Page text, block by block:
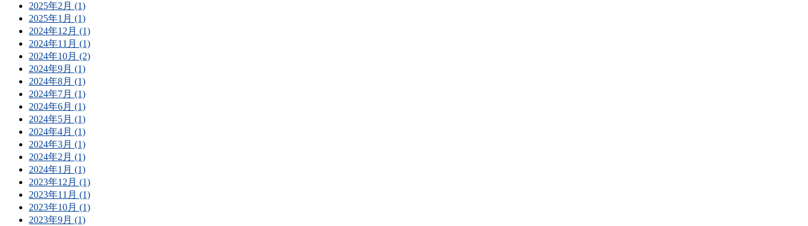
2025年2月 (1)
2025年1月 (1)
2024年12月 (1)
2024年11月 (1)
2024年10月 (2)
2024年9月 (1)
2024年8月 (1)
2024年7月 (1)
2024年6月 (1)
2024年5月 (1)
2024年4月 (1)
2024年3月 (1)
2024年2月 (1)
2024年1月 (1)
2023年12月 (1)
2023年11月 (1)
2023年10月 (1)
2023年9月 (1)